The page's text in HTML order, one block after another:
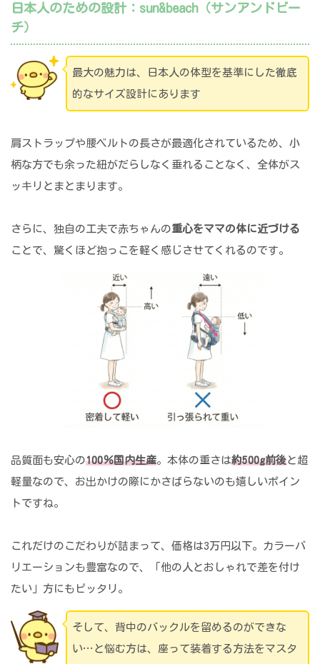
日本人のための設計：sun&beach（サンアンドビー
チ）
最大の魅力は、日本人の体型を基準にした徹底
的なサイズ設計にあります
肩ストラップや腰ベルトの長さが最適化されているため、小
柄な方でも余った紐がだらしなく垂れることなく、全体がス
ッキリとまとまります。
さらに、独自の工夫で赤ちゃんの重心をママの体に近づける
ことで、驚くほど抱っこを軽く感じさせてくれるのです。
品質面も安心の100％国内生産。本体の重さは約500g前後と超
軽量なので、お出かけの際にかさばらないのも嬉しいポイン
トですね。
これだけのこだわりが詰まって、価格は3万円以下。カラーバ
リエーションも豊富なので、「他の人とおしゃれで差を付け
たい」方にもピッタリ。
そして、背中のバックルを留めるのができな
い…と悩む方は、座って装着する方法をマスタ